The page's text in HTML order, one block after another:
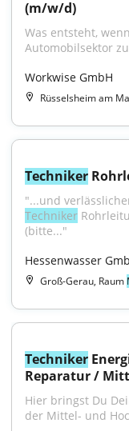
(m/w/d)
Was entsteht,
Automobilsektor
Workwise GmbH
Rüsselsheim am
Techniker
Techniker
(bitte..."
Hessenwasser
Groß-Gerau, Raum
Techniker
Reparatur /
Hier bringst Du
der Mittel- und